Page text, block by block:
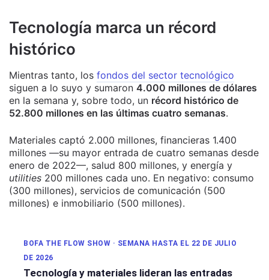
Tecnología marca un récord
histórico
Mientras tanto, los fondos del sector tecnológico
siguen a lo suyo y sumaron 4.000 millones de dólares
en la semana y, sobre todo, un récord histórico de
52.800 millones en las últimas cuatro semanas.
Materiales captó 2.000 millones, financieras 1.400
millones —su mayor entrada de cuatro semanas desde
enero de 2022—, salud 800 millones, y energía y
utilities 200 millones cada uno. En negativo: consumo
(300 millones), servicios de comunicación (500
millones) e inmobiliario (500 millones).
BOFA THE FLOW SHOW · SEMANA HASTA EL 22 DE JULIO
DE 2026
Tecnología y materiales lideran las entradas